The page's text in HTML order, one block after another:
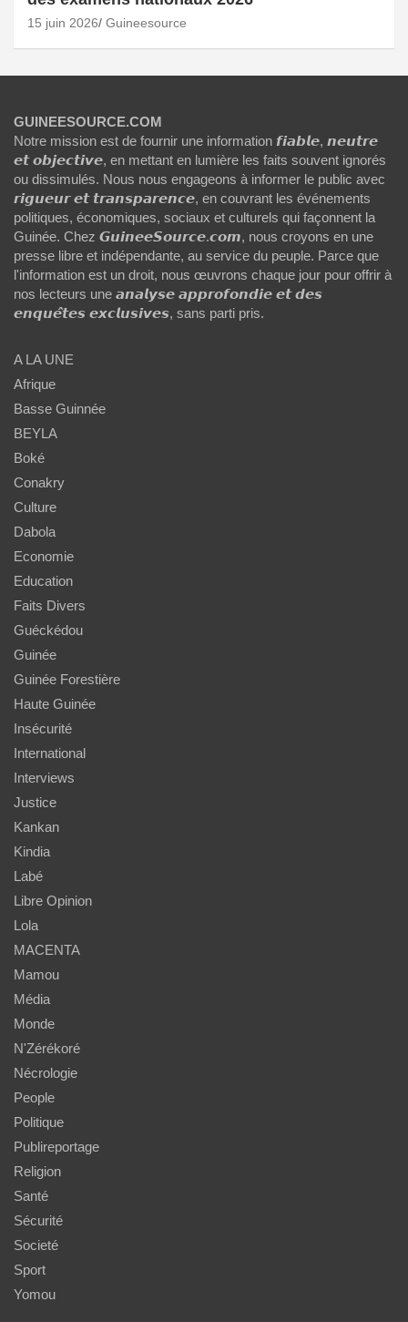
15 juin 2026 Guineesource
GUINEESOURCE.COM
Notre mission est de fournir une information 𝙛𝙞𝙖𝙗𝙡𝙚, 𝙣𝙚𝙪𝙩𝙧𝙚
𝙚𝙩 𝙤𝙗𝙟𝙚𝙘𝙩𝙞𝙫𝙚, en mettant en lumière les faits souvent ignorés
ou dissimulés. Nous nous engageons à informer le public avec
𝙧𝙞𝙜𝙪𝙚𝙪𝙧 𝙚𝙩 𝙩𝙧𝙖𝙣𝙨𝙥𝙖𝙧𝙚𝙣𝙘𝙚, en couvrant les événements
politiques, économiques, sociaux et culturels qui façonnent la
Guinée. Chez 𝙂𝙪𝙞𝙣𝙚𝙚𝙎𝙤𝙪𝙧𝙘𝙚.𝙘𝙤𝙢, nous croyons en une
presse libre et indépendante, au service du peuple. Parce que
l'information est un droit, nous œuvrons chaque jour pour offrir à
nos lecteurs une 𝙖𝙣𝙖𝙡𝙮𝙨𝙚 𝙖𝙥𝙥𝙧𝙤𝙛𝙤𝙣𝙙𝙞𝙚 𝙚𝙩 𝙙𝙚𝙨
𝙚𝙣𝙦𝙪𝙚̂𝙩𝙚𝙨 𝙚𝙭𝙘𝙡𝙪𝙨𝙞𝙫𝙚𝙨, sans parti pris.
A LA UNE
Afrique
Basse Guinnée
BEYLA
Boké
Conakry
Culture
Dabola
Economie
Education
Faits Divers
Guéckédou
Guinée
Guinée Forestière
Haute Guinée
Insécurité
International
Interviews
Justice
Kankan
Kindia
Labé
Libre Opinion
Lola
MACENTA
Mamou
Média
Monde
N'Zérékoré
Nécrologie
People
Politique
Publireportage
Religion
Santé
Sécurité
Societé
Sport
Yomou